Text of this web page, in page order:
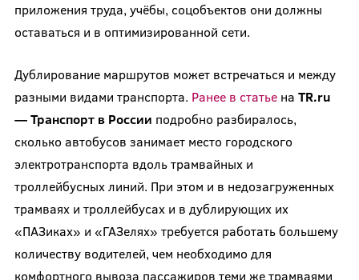
приложения труда, учёбы, соцобъектов они должны
оставаться и в оптимизированной сети.
Дублирование маршрутов может встречаться и между
разными видами транспорта. Ранее в статьена TR.ru
— Транспорт в России подробно разбиралось,
сколько автобусов занимает место городского
электротранспорта вдоль трамвайных и
троллейбусных линий. При этом и в недозагруженных
трамваях и троллейбусах и в дублирующих их
«ПАЗиках» и «ГАЗелях» требуется работать большему
количеству водителей, чем необходимо для
комфортного вывоза пассажиров теми же трамваями